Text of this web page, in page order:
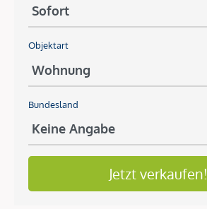
Objektart
Bundesland
Jetzt verkaufen!